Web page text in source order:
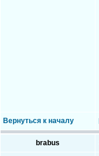
Вернуться к началу
brabus